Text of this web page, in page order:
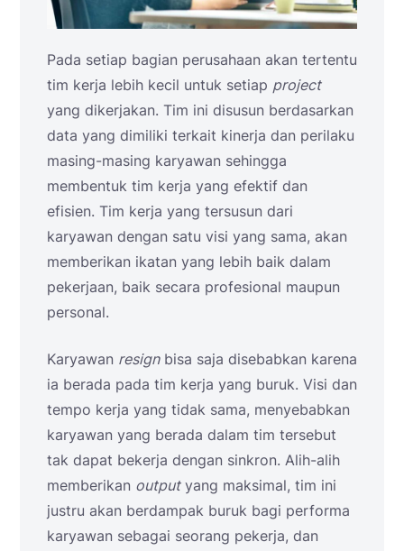
Pada setiap bagian perusahaan akan tertentu
tim kerja lebih kecil untuk setiap project
yang dikerjakan. Tim ini disusun berdasarkan
data yang dimiliki terkait kinerja dan perilaku
masing-masing karyawan sehingga
membentuk tim kerja yang efektif dan
efisien. Tim kerja yang tersusun dari
karyawan dengan satu visi yang sama, akan
memberikan ikatan yang lebih baik dalam
pekerjaan, baik secara profesional maupun
personal.
Karyawan resignbisa saja disebabkan karena
ia berada pada tim kerja yang buruk. Visi dan
tempo kerja yang tidak sama, menyebabkan
karyawan yang berada dalam tim tersebut
tak dapat bekerja dengan sinkron. Alih-alih
memberikan outputyang maksimal, tim ini
justru akan berdampak buruk bagi performa
karyawan sebagai seorang pekerja, dan